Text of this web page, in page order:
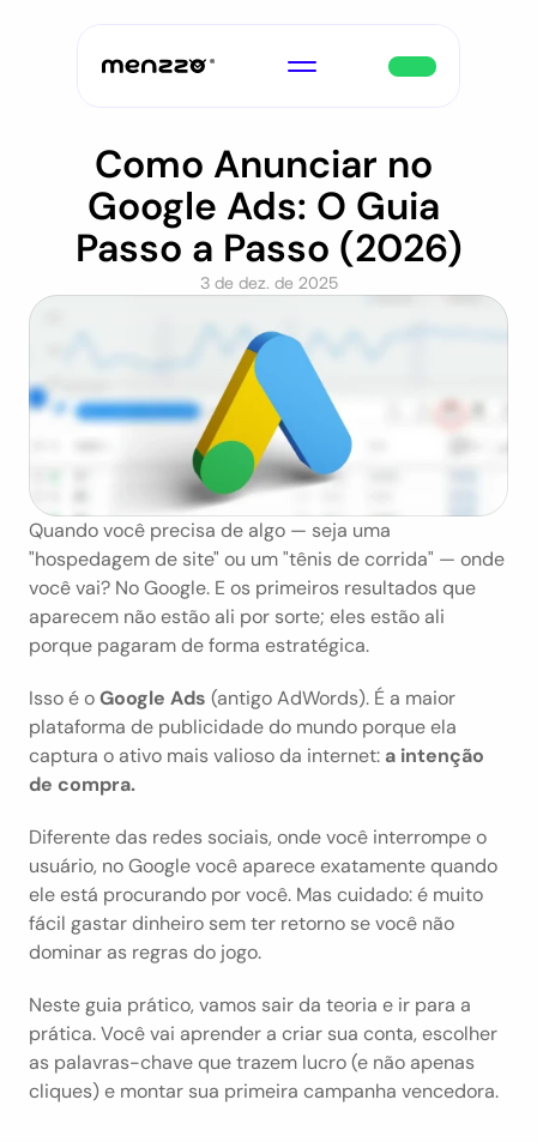
Como Anunciar no
Google Ads: O Guia
Passo a Passo (2026)
3 de dez. de 2025
Quando você precisa de algo — seja uma
"hospedagem de site" ou um "tênis de corrida" — onde
você vai? No Google. E os primeiros resultados que
aparecem não estão ali por sorte; eles estão ali
porque pagaram de forma estratégica.
Isso é o Google Ads (antigo AdWords). É a maior
plataforma de publicidade do mundo porque ela
captura o ativo mais valioso da internet: a intenção
de compra.
Diferente das redes sociais, onde você interrompe o
usuário, no Google você aparece exatamente quando
ele está procurando por você. Mas cuidado: é muito
fácil gastar dinheiro sem ter retorno se você não
dominar as regras do jogo.
Neste guia prático, vamos sair da teoria e ir para a
prática. Você vai aprender a criar sua conta, escolher
as palavras-chave que trazem lucro (e não apenas
cliques) e montar sua primeira campanha vencedora.